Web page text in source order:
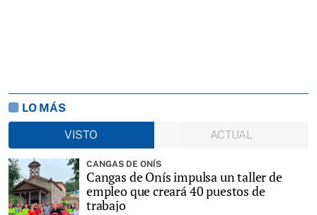
LO MÁS
VISTO
ACTUAL
CANGAS DE ONÍS
Cangas de Onís impulsa un taller de
empleo que creará 40 puestos de
trabajo